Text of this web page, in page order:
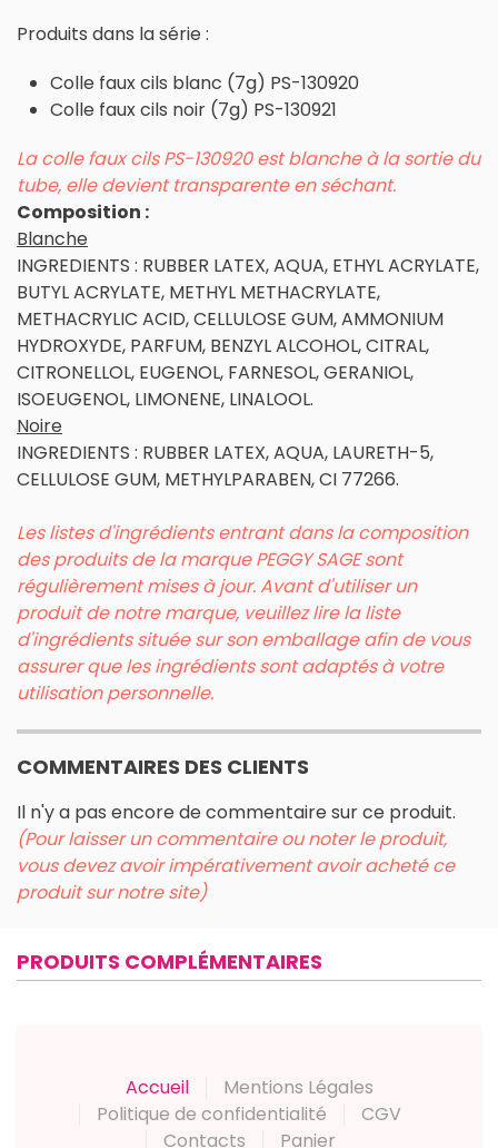
Produits dans la série :
Colle faux cils blanc (7g) PS-130920
Colle faux cils noir (7g) PS-130921
La colle faux cils PS-130920 est blanche à la sortie du
tube, elle devient transparente en séchant.
Composition :
Blanche
INGREDIENTS : RUBBER LATEX, AQUA, ETHYL ACRYLATE,
BUTYL ACRYLATE, METHYL METHACRYLATE,
METHACRYLIC ACID, CELLULOSE GUM, AMMONIUM
HYDROXYDE, PARFUM, BENZYL ALCOHOL, CITRAL,
CITRONELLOL, EUGENOL, FARNESOL, GERANIOL,
ISOEUGENOL, LIMONENE, LINALOOL.
Noire
INGREDIENTS : RUBBER LATEX, AQUA, LAURETH-5,
CELLULOSE GUM, METHYLPARABEN, CI 77266.
Les listes d'ingrédients entrant dans la composition
des produits de la marque PEGGY SAGE sont
régulièrement mises à jour. Avant d'utiliser un
produit de notre marque, veuillez lire la liste
d'ingrédients située sur son emballage afin de vous
assurer que les ingrédients sont adaptés à votre
utilisation personnelle.
COMMENTAIRES DES CLIENTS
Il n'y a pas encore de commentaire sur ce produit.
(Pour laisser un commentaire ou noter le produit,
vous devez avoir impérativement avoir acheté ce
produit sur notre site)
PRODUITS COMPLÉMENTAIRES
Accueil
Mentions Légales
Politique de confidentialité
CGV
Contacts
Panier